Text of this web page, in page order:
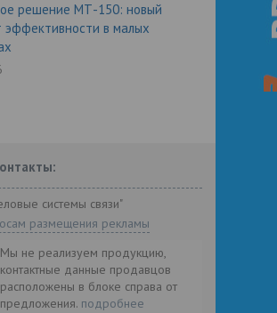
решение МТ-150: новый
эффективности в малых
системы связи"
размещения рекламы
Мы не реализуем продукцию,
контактные данные продавцов
расположены в блоке справа от
предложения. подробнее